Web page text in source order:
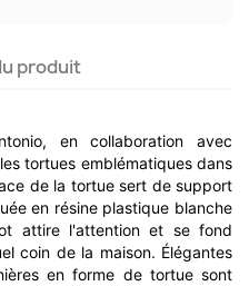
produit
en collaboration avec
tortues emblématiques dans
de la tortue sert de support
en résine plastique blanche
attire l'attention et se fond
coin de la maison. Élégantes
en forme de tortue sont